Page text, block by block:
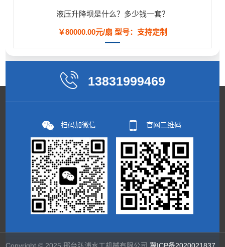
液压升降坝是什么？多少钱一套？
￥80000.00元/扇 型号：支持定制
13831999469
扫码加微信 官网二维码